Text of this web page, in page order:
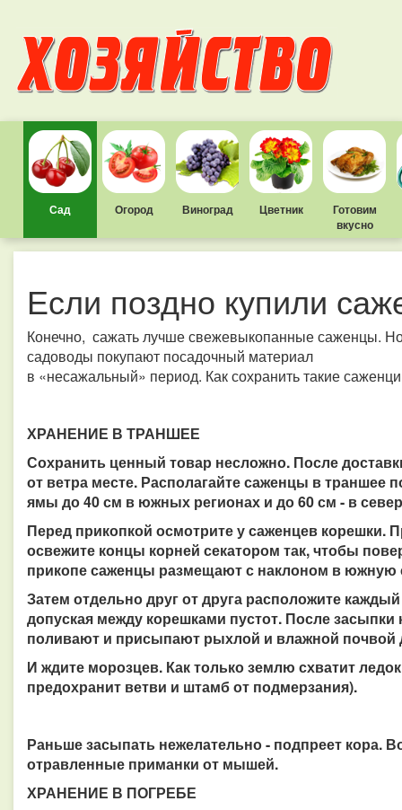
Сад Огород Виноград Цветник
Готовим
вкусно
Если поздно купили
Конечно, сажать лучше свежевыкопанные саженцы. Но
садоводы покупают посадочный материал
в «несажальный» период. Как сохранить такие
ХРАНЕНИЕ В ТРАНШЕЕ
Сохранить ценный товар несложно. После
от ветра месте. Располагайте саженцы в траншее
ямы до 40 см в южных регионах и до 60 см - в
Перед прикопкой осмотрите у саженцев корешки.
освежите концы корней секатором так, чтобы
прикопе саженцы размещают с наклоном в южную
Затем отдельно друг от друга расположите
допуская между корешками пустот. После
поливают и присыпают рыхлой и влажной
И ждите морозцев. Как только землю схватит
предохранит ветви и штамб от подмерзания).
Раньше засыпать нежелательно - подпреет кора.
отравленные приманки от мышей.
ХРАНЕНИЕ В ПОГРЕБЕ